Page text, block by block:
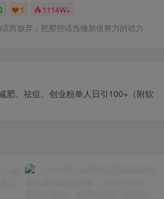
1 1114W+
而放弃，把那些话当做加倍努力的动力
肥、祛痘、创业粉单人日引100+（附软